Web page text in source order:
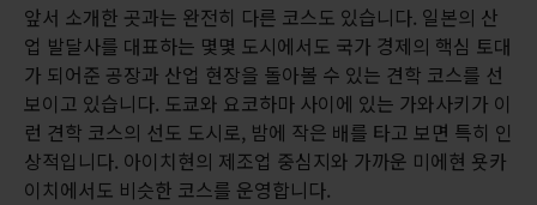
앞서 소개한 곳과는 완전히 다른 코스도 있습니다. 일본의 산
업 발달사를 대표하는 몇몇 도시에서도 국가 경제의 핵심 토대
가 되어준 공장과 산업 현장을 돌아볼 수 있는 견학 코스를 선
보이고 있습니다. 도쿄와 요코하마 사이에 있는 가와사키가 이
런 견학 코스의 선도 도시로, 밤에 작은 배를 타고 보면 특히 인
상적입니다. 아이치현의 제조업 중심지와 가까운 미에현 욧카
이치에서도 비슷한 코스를 운영합니다.